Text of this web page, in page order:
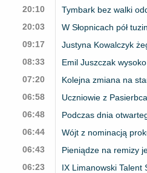
20:10
Tymbark bez walki
20:03
W Słopnicach pół
09:17
Justyna Kowalczyk
08:33
Emil Juszczak
07:20
Kolejna zmiana na
06:58
Uczniowie z
06:48
Podczas dnia
06:44
Wójt z nominacją
06:43
Pieniądze na remizy
06:23
IX Limanowski Talent